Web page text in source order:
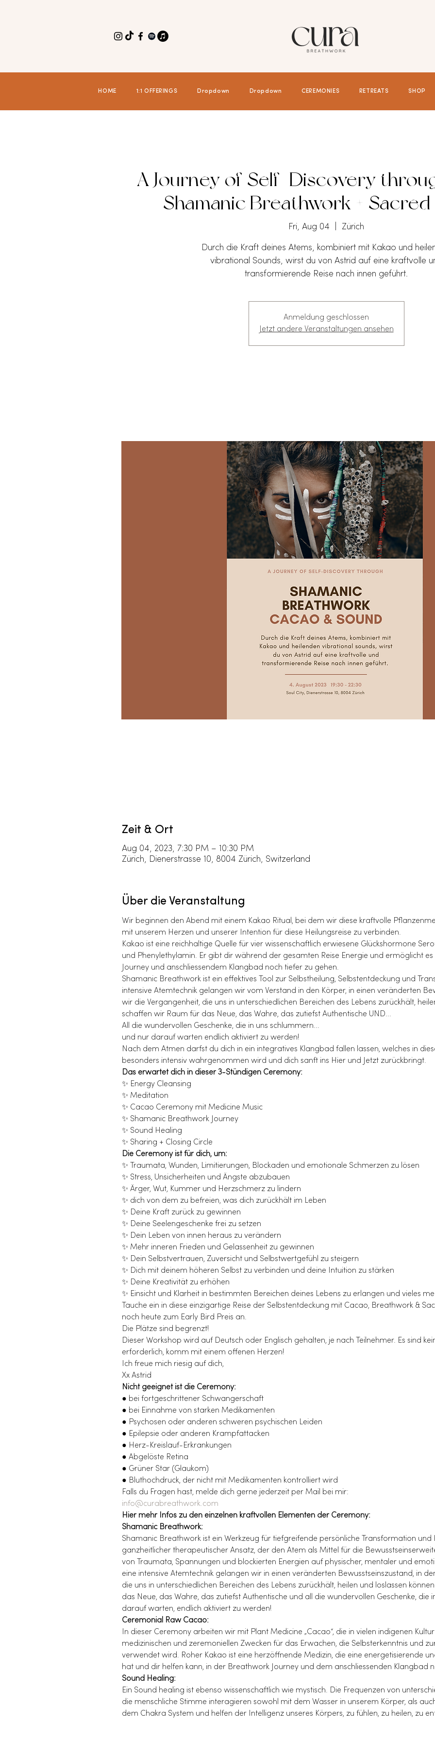
HOME 1:1 OFFERINGS Dropdown Dropdown CEREMONIES RETREATS SHOP
A Journey of Self-Discovery
Shamanic Breathwork +
Fri, Aug 04 Zürich
Durch die Kraft deines Atems, kombiniert mit Kakao und
vibrational Sounds, wirst du von Astrid auf eine kraftvolle
transformierende Reise nach innen geführt.
Anmeldung geschlossen
Jetzt andere Veranstaltungen ansehen
Zeit & Ort
Aug 04, 2023, 7:30 PM – 10:30 PM
Zürich, Dienerstrasse 10, 8004 Zürich, Switzerland
Über die Veranstaltung
Wir beginnen den Abend mit einem Kakao Ritual, bei dem wir diese kraftvolle
mit unserem Herzen und unserer Intention für diese Heilungsreise zu verbinden.
Kakao ist eine reichhaltige Quelle für vier wissenschaftlich erwiesene Glückshormone
und Phenylethylamin. Er gibt dir während der gesamten Reise Energie und ermöglicht
Journey und anschliessendem Klangbad noch tiefer zu gehen.
Shamanic Breathwork ist ein effektives Tool zur Selbstheilung, Selbstentdeckung und
intensive Atemtechnik gelangen wir vom Verstand in den Körper, in einen veränderten
wir die Vergangenheit, die uns in unterschiedlichen Bereichen des Lebens zurückhält,
schaffen wir Raum für das Neue, das Wahre, das zutiefst Authentische UND...
All die wundervollen Geschenke, die in uns schlummern...
und nur darauf warten endlich aktiviert zu werden!
Nach dem Atmen darfst du dich in ein integratives Klangbad fallen lassen, welches in
besonders intensiv wahrgenommen wird und dich sanft ins Hier und Jetzt zurückbringt.
Das erwartet dich in dieser 3-Stündigen Ceremony:
✨ Energy Cleansing
✨ Meditation
✨ Cacao Ceremony mit Medicine Music
✨ Shamanic Breathwork Journey
✨ Sound Healing
✨ Sharing + Closing Circle
Die Ceremony ist für dich, um:
✨ Traumata, Wunden, Limitierungen, Blockaden und emotionale Schmerzen zu lösen
✨ Stress, Unsicherheiten und Ängste abzubauen
✨ Ärger, Wut, Kummer und Herzschmerz zu lindern
✨ dich von dem zu befreien, was dich zurückhält im Leben
✨ Deine Kraft zurück zu gewinnen
✨ Deine Seelengeschenke frei zu setzen
✨ Dein Leben von innen heraus zu verändern
✨ Mehr inneren Frieden und Gelassenheit zu gewinnen
✨ Dein Selbstvertrauen, Zuversicht und Selbstwertgefühl zu steigern
✨ Dich mit deinem höheren Selbst zu verbinden und deine Intuition zu stärken
✨ Deine Kreativität zu erhöhen
✨ Einsicht und Klarheit in bestimmten Bereichen deines Lebens zu erlangen und vieles
Tauche ein in diese einzigartige Reise der Selbstentdeckung mit Cacao, Breathwork &
noch heute zum Early Bird Preis an.
Die Plätze sind begrenzt!
Dieser Workshop wird auf Deutsch oder Englisch gehalten, je nach Teilnehmer. Es sind
erforderlich, komm mit einem offenen Herzen!
Ich freue mich riesig auf dich,
Xx Astrid
Nicht geeignet ist die Ceremony:
● bei fortgeschrittener Schwangerschaft
● bei Einnahme von starken Medikamenten
● Psychosen oder anderen schweren psychischen Leiden
● Epilepsie oder anderen Krampfattacken
● Herz-Kreislauf-Erkrankungen
● Abgelöste Retina
● Grüner Star (Glaukom)
● Bluthochdruck, der nicht mit Medikamenten kontrolliert wird
Falls du Fragen hast, melde dich gerne jederzeit per Mail bei mir:
info@curabreathwork.com
Hier mehr Infos zu den einzelnen kraftvollen Elementen der Ceremony:
Shamanic Breathwork:
Shamanic Breathwork ist ein Werkzeug für tiefgreifende persönliche Transformation und
ganzheitlicher therapeutischer Ansatz, der den Atem als Mittel für die
von Traumata, Spannungen und blockierten Energien auf physischer, mentaler und
eine intensive Atemtechnik gelangen wir in einen veränderten Bewusstseinszustand, in
die uns in unterschiedlichen Bereichen des Lebens zurückhält, heilen und loslassen
das Neue, das Wahre, das zutiefst Authentische und all die wundervollen Geschenke, die
darauf warten, endlich aktiviert zu werden!
Ceremonial Raw Cacao:
In dieser Ceremony arbeiten wir mit Plant Medicine „Cacao“, die in vielen indigenen
medizinischen und zeremoniellen Zwecken für das Erwachen, die Selbsterkenntnis und
verwendet wird. Roher Kakao ist eine herzöffnende Medizin, die eine energetisierende
hat und dir helfen kann, in der Breathwork Journey und dem anschliessenden Klangbad
Sound Healing:
Ein Sound healing ist ebenso wissenschaftlich wie mystisch. Die Frequenzen von
die menschliche Stimme interagieren sowohl mit dem Wasser in unserem Körper, als
dem Chakra System und helfen der Intelligenz unseres Körpers, zu fühlen, zu heilen, zu